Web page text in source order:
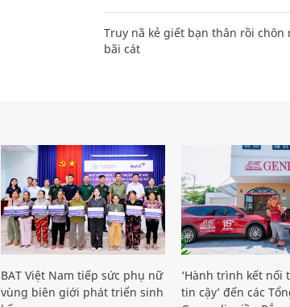
Truy nã kẻ giết bạn thân rồi chôn
bãi cát
BAT Việt Nam tiếp sức phụ nữ
vùng biên giới phát triển sinh
‘Hành trình kết nối
tin cậy’ đến các